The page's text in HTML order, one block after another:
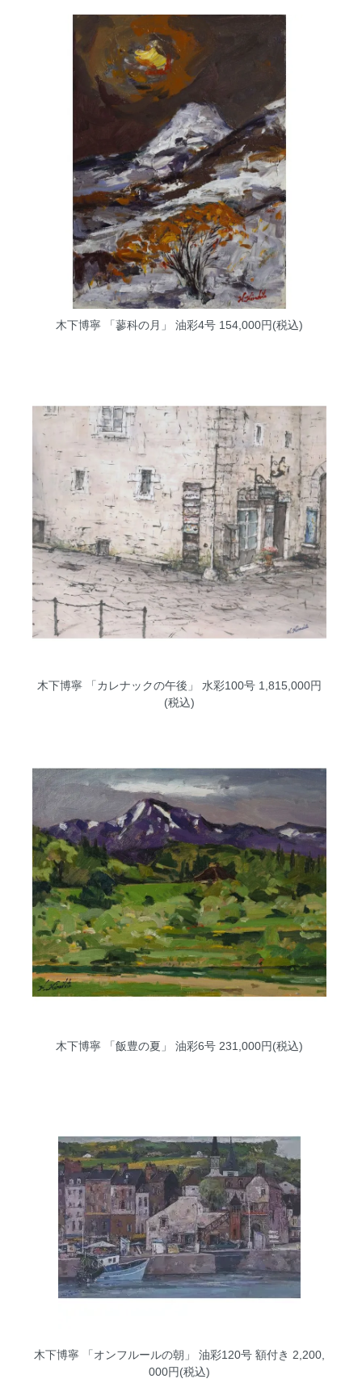
木下博寧 「蓼科の月」 油彩4号154,000円(税込)
木下博寧 「カレナックの午後」 水彩100号1,815,000円
(税込)
木下博寧 「飯豊の夏」 油彩6号231,000円(税込)
木下博寧 「オンフルールの朝」 油彩120号 額付き 2,200,
000円(税込)